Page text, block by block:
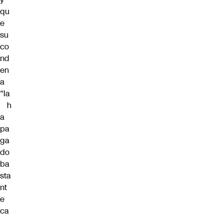
qu
e
su
co
nd
en
a
“la
h
a
pa
ga
do
ba
sta
nt
e
ca